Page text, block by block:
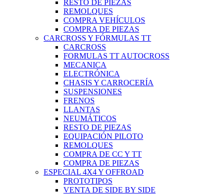
RESTO DE PIEZAS
REMOLQUES
COMPRA VEHÍCULOS
COMPRA DE PIEZAS
CARCROSS Y FÓRMULAS TT
CARCROSS
FORMULAS TT AUTOCROSS
MECANICA
ELECTRÓNICA
CHASIS Y CARROCERÍA
SUSPENSIONES
FRENOS
LLANTAS
NEUMÁTICOS
RESTO DE PIEZAS
EQUIPACIÓN PILOTO
REMOLQUES
COMPRA DE CC Y TT
COMPRA DE PIEZAS
ESPECIAL 4X4 Y OFFROAD
PROTOTIPOS
VENTA DE SIDE BY SIDE